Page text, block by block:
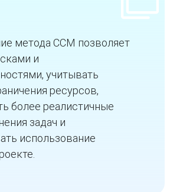
метода CCM позволяет
и
учитывать
ресурсов,
более реалистичные
задач и
использование